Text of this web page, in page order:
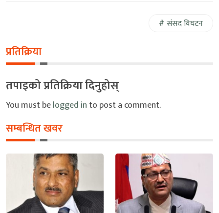
संसद विघटन
प्रतिक्रिया
तपाइको प्रतिक्रिया दिनुहोस्
You must belogged in to post a comment.
सम्बन्धित खवर